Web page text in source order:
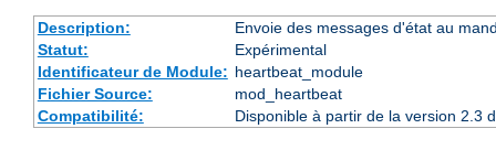
Description:
Envoie des messages d'état au
Statut:
Expérimental
Identificateur de Module: heartbeat_module
Fichier Source:
mod_heartbeat
Compatibilité:
Disponible à partir de la version 2.3